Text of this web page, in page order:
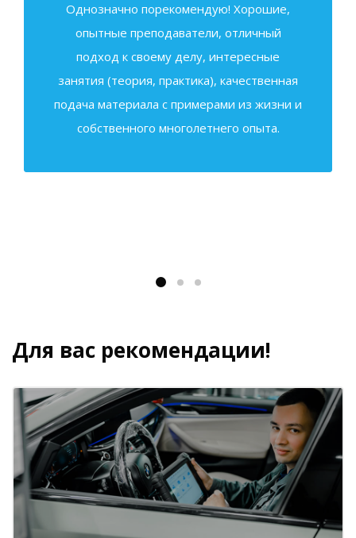
Однозначно порекомендую! Хорошие,
опытные преподаватели, отличный
подход к своему делу, интересные
занятия (теория, практика), качественная
подача материала с примерами из жизни и
собственного многолетнего опыта.
Блоки
Пропустить [Cocoon] Похожие курсы
Для вас рекомендации!